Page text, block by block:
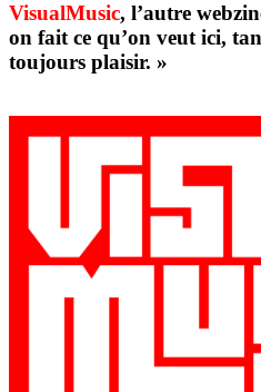
VisualMusic, l’autre
on fait ce qu’on veut ici,
toujours plaisir. »